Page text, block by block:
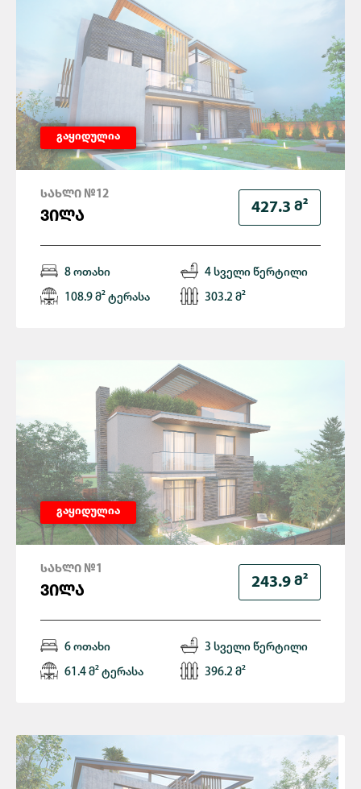
გაყიდულია
427.3 Მ²
ᲡᲐᲮᲚᲘ №12
ᲕᲘᲚᲐ
8 ოთახი 4 სველი წერტილი
108.9 მ² ტერასა 303.2 მ²
გაყიდულია
243.9 Მ²
ᲡᲐᲮᲚᲘ №1
ᲕᲘᲚᲐ
6 ოთახი 3 სველი წერტილი
61.4 მ² ტერასა 396.2 მ²